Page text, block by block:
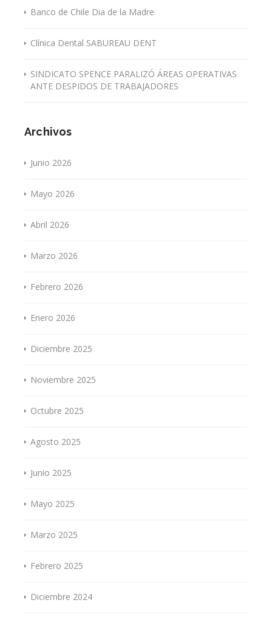
Banco de Chile Dia de la Madre
Clínica Dental SABUREAU DENT
SINDICATO SPENCE PARALIZÓ ÁREAS OPERATIVAS
ANTE DESPIDOS DE TRABAJADORES
Archivos
Junio 2026
Mayo 2026
Abril 2026
Marzo 2026
Febrero 2026
Enero 2026
Diciembre 2025
Noviembre 2025
Octubre 2025
Agosto 2025
Junio 2025
Mayo 2025
Marzo 2025
Febrero 2025
Diciembre 2024